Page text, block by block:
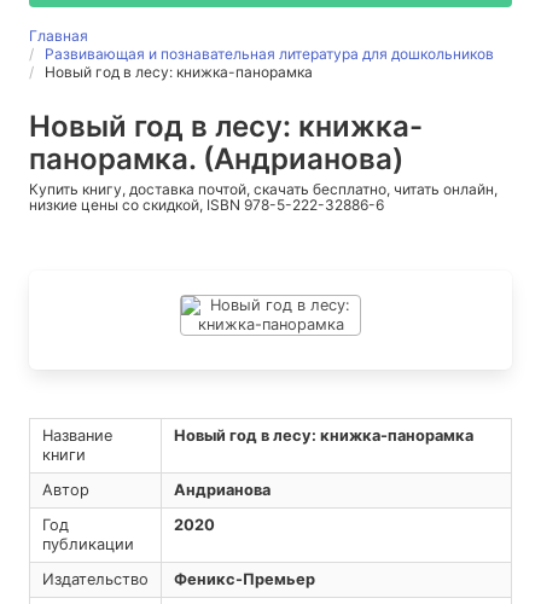
Главная
Развивающая и познавательная литература для дошкольников
Новый год в лесу: книжка-панорамка
Новый год в лесу: книжка-
панорамка. (Андрианова)
Купить книгу, доставка почтой, скачать бесплатно, читать онлайн,
низкие цены со скидкой, ISBN 978-5-222-32886-6
Название
книги
Новый год в лесу: книжка-панорамка
Автор
Андрианова
Год
публикации
2020
Издательство
Феникс-Премьер